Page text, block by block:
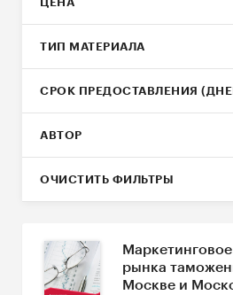
ТИП МАТЕРИАЛА
СРОК ПРЕДОСТАВЛЕНИЯ
АВТОР
ОЧИСТИТЬ ФИЛЬТРЫ
рынка
Москве и